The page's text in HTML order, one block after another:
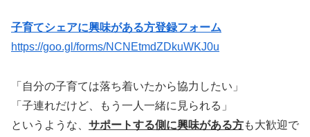
子育てシェアに興味がある方登録フォーム
https://goo.gl/forms/NCNEtmdZDkuWKJ0u
「自分の子育ては落ち着いたから協力したい」
「子連れだけど、もう一人一緒に見られる」
というような、 サポートする側に興味がある方も大歓迎で